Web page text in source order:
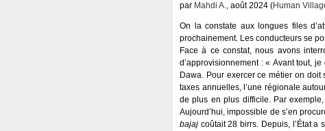
par Mahdi A., août 2024 (Human
On la constate aux longues files
prochainement. Les conducteurs se
Face à ce constat, nous avons
d’approvisionnement : « Avant tout,
Dawa. Pour exercer ce métier on
taxes annuelles, l’une régionale
de plus en plus difficile. Par
Aujourd’hui, impossible de s’en
bajaj coûtait 28 birrs. Depuis, l’État